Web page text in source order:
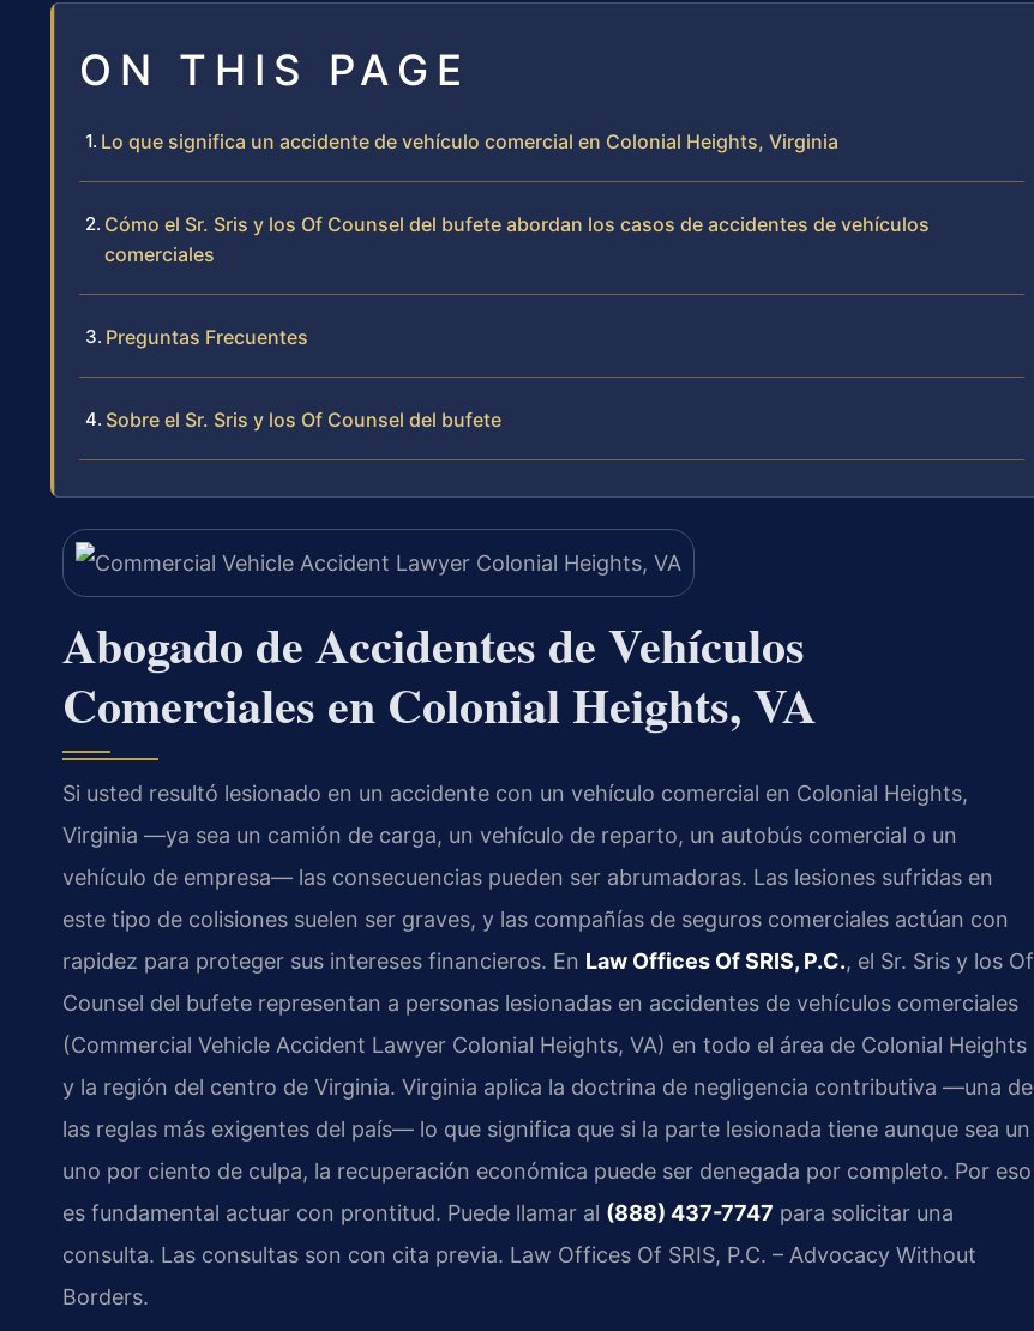
ON THIS PAGE
Lo que significa un accidente de vehículo comercial en Colonial Heights, Virginia
Cómo el Sr. Sris y los Of Counsel del bufete abordan los casos de accidentes de vehículos
comerciales
Preguntas Frecuentes
Sobre el Sr. Sris y los Of Counsel del bufete
Abogado de Accidentes de Vehículos
Comerciales en Colonial Heights, VA
Si usted resultó lesionado en un accidente con un vehículo comercial en Colonial Heights,
Virginia —ya sea un camión de carga, un vehículo de reparto, un autobús comercial o un
vehículo de empresa— las consecuencias pueden ser abrumadoras. Las lesiones sufridas en
este tipo de colisiones suelen ser graves, y las compañías de seguros comerciales actúan con
rapidez para proteger sus intereses financieros. En Law Offices Of SRIS, P.C., el Sr. Sris y los Of
Counsel del bufete representan a personas lesionadas en accidentes de vehículos comerciales
(Commercial Vehicle Accident Lawyer Colonial Heights, VA) en todo el área de Colonial Heights
y la región del centro de Virginia. Virginia aplica la doctrina de negligencia contributiva —una de
las reglas más exigentes del país— lo que significa que si la parte lesionada tiene aunque sea un
uno por ciento de culpa, la recuperación económica puede ser denegada por completo. Por eso
es fundamental actuar con prontitud. Puede llamar al (888) 437-7747 para solicitar una
consulta. Las consultas son con cita previa. Law Offices Of SRIS, P.C. – Advocacy Without
Borders.